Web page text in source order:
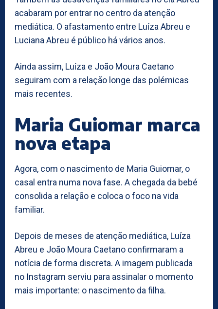
acabaram por entrar no centro da atenção
mediática. O afastamento entre Luíza Abreu e
Luciana Abreu é público há vários anos.
Ainda assim, Luíza e João Moura Caetano
seguiram com a relação longe das polémicas
mais recentes.
Maria Guiomar marca
nova etapa
Agora, com o nascimento de Maria Guiomar, o
casal entra numa nova fase. A chegada da bebé
consolida a relação e coloca o foco na vida
familiar.
Depois de meses de atenção mediática, Luíza
Abreu e João Moura Caetano confirmaram a
notícia de forma discreta. A imagem publicada
no Instagram serviu para assinalar o momento
mais importante: o nascimento da filha.